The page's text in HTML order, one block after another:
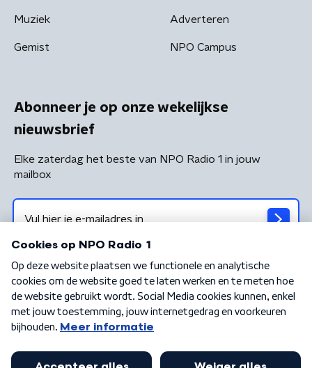
Muziek
Gemist
Adverteren
NPO Campus
Abonneer je op onze wekelijkse
nieuwsbrief
Elke zaterdag het beste van NPO Radio 1 in jouw
mailbox
Algemene voorwaarden